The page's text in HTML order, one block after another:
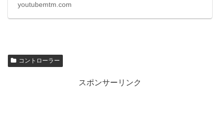
youtubemtm.com
コントローラー
スポンサーリンク